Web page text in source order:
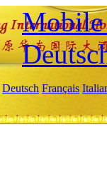
Mobile
Deutsch Français